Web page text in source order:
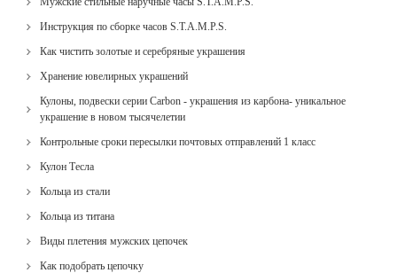
Инструкция по сборке часов S.T.A.M.P.S.
Как чистить золотые и серебряные украшения
Хранение ювелирных украшений
Кулоны, подвески серии Carbon - украшения из карбона- уникальное
украшение в новом тысячелетии
Контрольные сроки пересылки почтовых отправлений 1 класс
Кулон Тесла
Кольца из стали
Кольца из титана
Виды плетения мужских цепочек
Как подобрать цепочку